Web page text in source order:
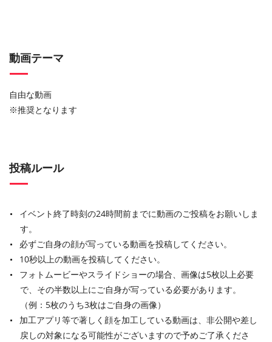
動画テーマ
自由な動画
※推奨となります
投稿ルール
イベント終了時刻の24時間前までに動画のご投稿をお願いしま
す。
必ずご自身の顔が写っている動画を投稿してください。
10秒以上の動画を投稿してください。
フォトムービーやスライドショーの場合、画像は5枚以上必要
で、その半数以上にご自身が写っている必要があります。
（例：5枚のうち3枚はご自身の画像）
加工アプリ等で著しく顔を加工している動画は、非公開や差し
戻しの対象になる可能性がございますので予めご了承くださ